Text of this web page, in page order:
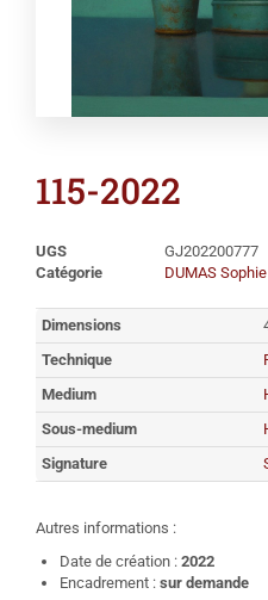
115-2022
UGS
GJ202200777
Catégorie
DUMAS Sophie
Dimensions
Technique
Medium
Sous-medium
Signature
Autres informations :
Date de création : 2022
Encadrement : sur demande